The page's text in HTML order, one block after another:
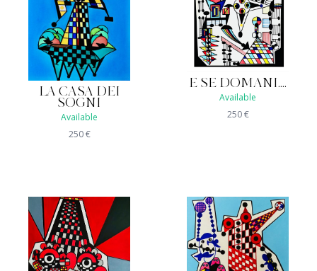
LA CASA DEI
SOGNI
Available
250€
E SE DOMANI....
Available
250€